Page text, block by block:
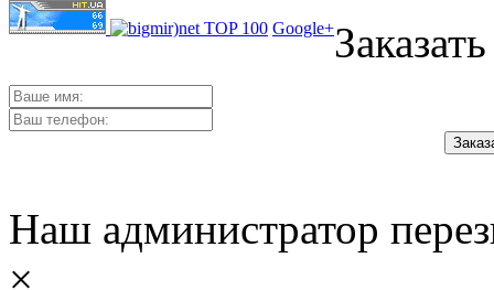
Google+
Наш администратор
×